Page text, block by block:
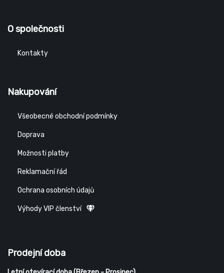
O společnosti
Kontakty
Nakupování
Všeobecné obchodní podmínky
Doprava
Možnosti platby
Reklamační řád
Ochrana osobních údajů
Výhody VIP členství
Prodejní doba